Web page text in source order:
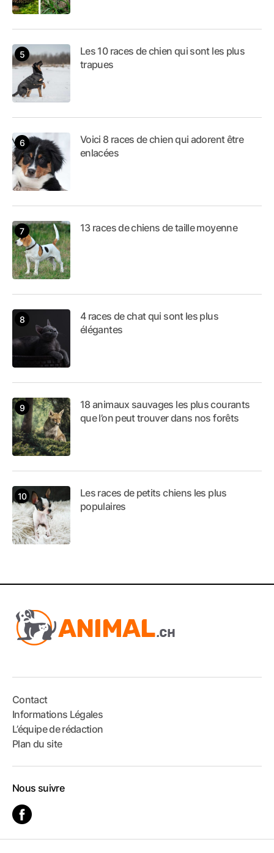
Les 10 races de chien qui sont les plus
trapues
Voici 8 races de chien qui adorent être
enlacées
13 races de chiens de taille moyenne
4 races de chat qui sont les plus
élégantes
18 animaux sauvages les plus courants
que l’on peut trouver dans nos forêts
Les races de petits chiens les plus
populaires
Contact
Informations Légales
L’équipe de rédaction
Plan du site
Nous suivre